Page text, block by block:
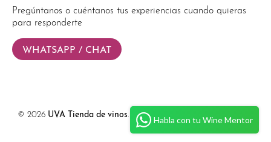
Pregúntanos o cuéntanos tus experiencias cuando quieras
para responderte
WHATSAPP / CHAT
© 2026 UVA Tienda de vinos. Powered by Simplify Ecommerce.
Habla con tu Wine Mentor